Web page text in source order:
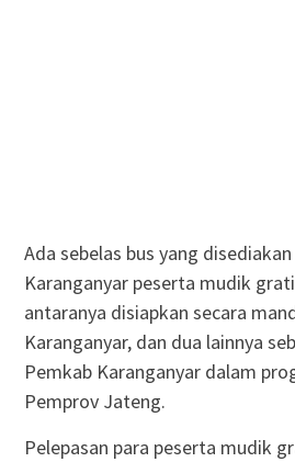
Ada sebelas bus yang
Karanganyar peserta mudik
antaranya disiapkan secara
Karanganyar, dan dua lainnya
Pemkab Karanganyar dalam
Pemprov Jateng.
Pelepasan para peserta mudik